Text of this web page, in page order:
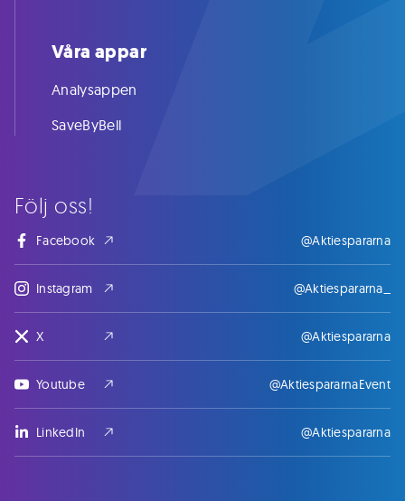
Följ oss!
Facebook @Aktiespararna
Instagram @Aktiespararna_
X @Aktiespararna
Youtube @AktiespararnaEvent
LinkedIn @Aktiespararna
Våra appar
Analysappen
SaveByBell